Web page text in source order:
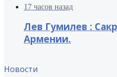
17 часов назад
Лев Гумилев :
Армении.
Новости